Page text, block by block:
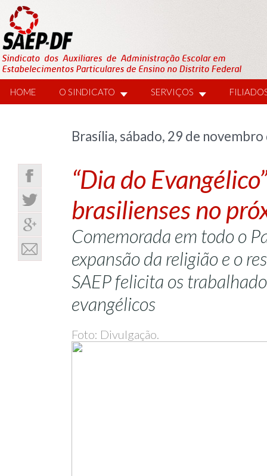
HOME O SINDICATO SERVIÇOS
Brasília, sábado, 29 de
“Dia do
brasilienses no
Comemorada em todo o
expansão da religião e o
SAEP felicita os
evangélicos
Foto: Divulgação.